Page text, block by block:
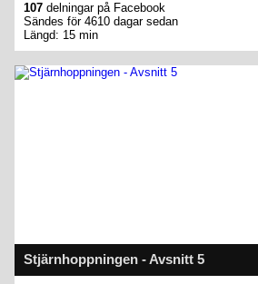
107 delningar på Facebook
Sändes för 4610 dagar sedan
Längd: 15 min
Stjärnhoppningen - Avsnitt 5